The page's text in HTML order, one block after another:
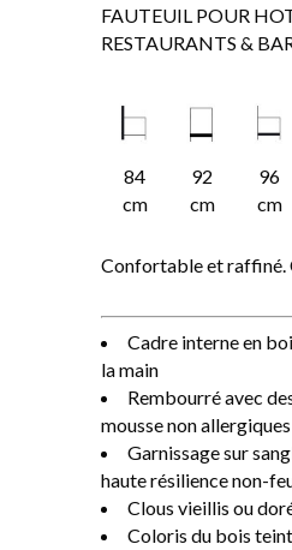
FAUTEUIL POUR
RESTAURANTS &
84
cm
92
cm
96
cm
Confortable et raffiné.
Cadre interne en
la main
Rembourré avec
mousse non allergiques
Garnissage sur
haute résilience non-
Clous vieillis ou
Coloris du bois